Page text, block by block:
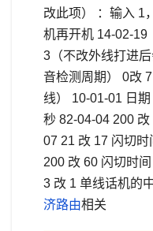
改此项） ：输入 1
机再开机 14-02-19
3（不改外线打进
音检测周期） 0改
线） 10-01-01 日
秒 82-04-04 200
07 21 改 17 闪切
200 改 60 闪切时
3 改 1 单线话机的
济路由相关